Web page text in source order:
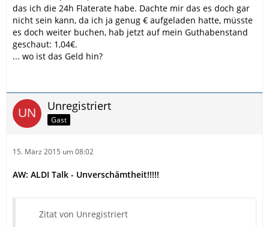
das ich die 24h Flaterate habe. Dachte mir das es doch gar
nicht sein kann, da ich ja genug € aufgeladen hatte, müsste
es doch weiter buchen, hab jetzt auf mein Guthabenstand
geschaut: 1,04€.
... wo ist das Geld hin?
Unregistriert
Gast
15. März 2015 um 08:02
AW: ALDI Talk - Unverschämtheit!!!!!
Zitat von Unregistriert